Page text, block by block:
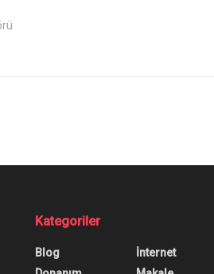
Kategoriler
Blog
İnternet